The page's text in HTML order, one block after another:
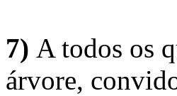
7) A todos os
árvore,